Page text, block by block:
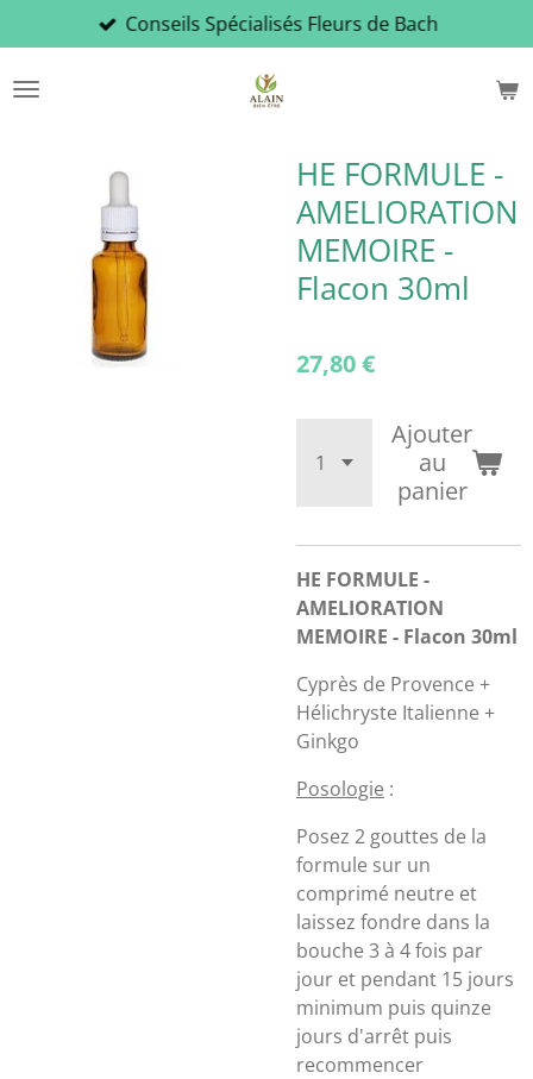
au
contenu
Conseils Spécialisés Fleurs de Bach
HE FORMULE -
AMELIORATION
MEMOIRE -
Flacon 30ml
27,80 €
Ajouter
au
panier
HE FORMULE -
AMELIORATION
MEMOIRE - Flacon 30ml
Cyprès de Provence +
Hélichryste Italienne +
Ginkgo
Posologie :
Posez 2 gouttes de la
formule sur un
comprimé neutre et
laissez fondre dans la
bouche 3 à 4 fois par
jour et pendant 15 jours
minimum puis quinze
jours d'arrêt puis
recommencer